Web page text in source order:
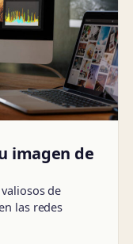
imagen de
de
las redes